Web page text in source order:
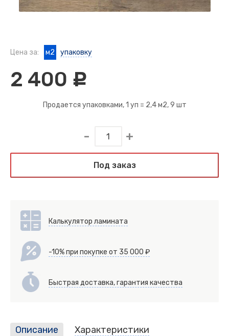
Цена за: м2 упаковку
2 400 c
Продается упаковками, 1 уп = 2,4 м2, 9 шт
Под заказ
Калькулятор ламината
-10% при покупке от 35 000 ₽
Быстрая доставка, гарантия качества
Описание
Характеристики